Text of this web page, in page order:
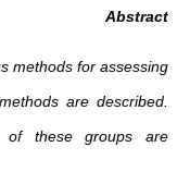
Abstract
methods for assessing
are described.
of these groups are